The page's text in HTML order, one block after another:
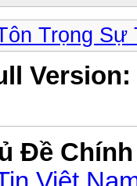
Trọng Sự
Version:
Đề Chính